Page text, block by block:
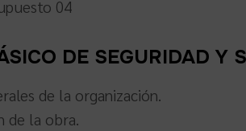
04
DE SEGURIDAD
de la organización.
de la obra.